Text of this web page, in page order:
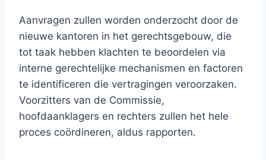
Aanvragen zullen worden onderzocht door de
nieuwe kantoren in het gerechtsgebouw, die
tot taak hebben klachten te beoordelen via
interne gerechtelijke mechanismen en factoren
te identificeren die vertragingen veroorzaken.
Voorzitters van de Commissie,
hoofdaanklagers en rechters zullen het hele
proces coördineren, aldus rapporten.